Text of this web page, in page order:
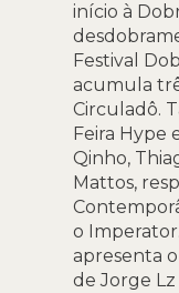
início à
Festival
acumula
Circuladô.
Feira Hype
Qinho,
Mattos,
o
apresenta
de Jorge